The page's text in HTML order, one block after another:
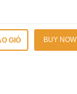
GIỎ BUY NOW